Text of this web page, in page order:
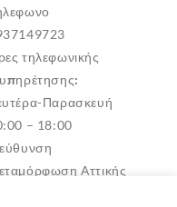
τηλεφωνικής
Παρασκευή
– 18:00
Αττικής